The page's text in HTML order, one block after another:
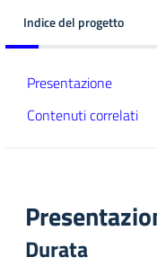
Indice del progetto
Presentazione
Contenuti correlati
Durata